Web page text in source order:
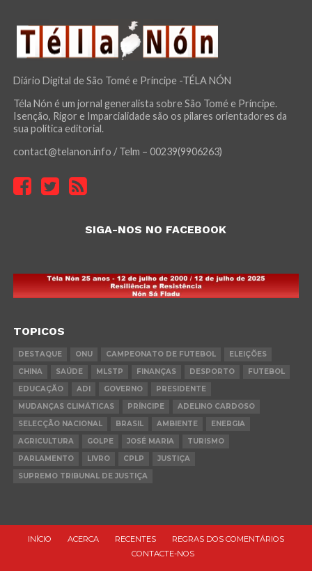
Diário Digital de São Tomé e Príncipe -TÉLA NÓN
Téla Nón é um jornal generalista sobre São Tomé e Príncipe.
Isenção, Rigor e Imparcialidade são os pilares orientadores da
sua política editorial.
contact@telanon.info / Telm – 00239(9906263)
SIGA-NOS NO FACEBOOK
TOPICOS
DESTAQUE ONU CAMPEONATO DE FUTEBOL
ELEIÇÕES
CHINA
SAÚDE MLSTP FINANÇAS DESPORTO
FUTEBOL
EDUCAÇÃO
ADI GOVERNO
PRESIDENTE
MUDANÇAS CLIMÁTICAS
PRÍNCIPE
ADELINO CARDOSO
SELECÇÃO NACIONAL
BRASIL AMBIENTE
ENERGIA
AGRICULTURA
GOLPE JOSÉ MARIA
TURISMO
PARLAMENTO
LIVRO CPLP
JUSTIÇA
SUPREMO TRIBUNAL DE JUSTIÇA
INÍCIO ACERCA RECENTES
REGRAS DOS COMENTÁRIOS
CONTACTE-NOS